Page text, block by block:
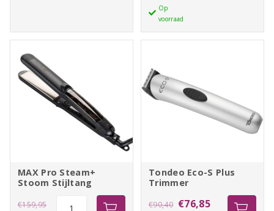
€60,70.
Op
voorraad
5,25"
MAX Pro Steam+
Stoom Stijltang
€159,95
Oorspronkelijke
Tondeo Eco-S Plus
Trimmer
€90,40 Oorspronkelijke
€76,85Huidige